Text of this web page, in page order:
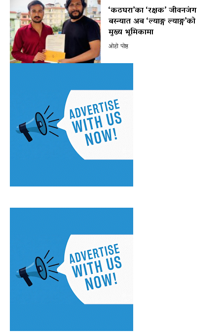
‘कठघरा’का ‘रक्षक’ जीवनजंग
बस्न्यात अब ‘ल्याङ्ग ल्याङ्ग’को
मुख्य भूमिकामा
ओहो पोष्ट